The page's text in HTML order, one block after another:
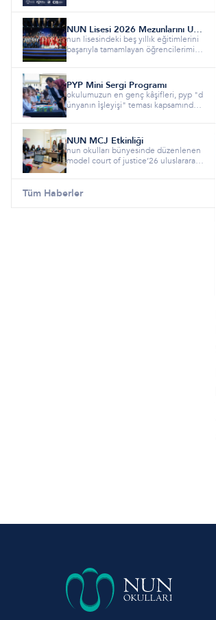
NUN Lisesi 2026 Mezunlarını Uğurladı!
nun lisesindeki beş yıllık eğitimlerini
başarıyla tamamlayan öğrencilerimizi,
PYP Mini Sergi Programı
okulumuzun en genç kâşifleri, pyp "d
ünyanın i̇şleyişi" teması kapsamında y
NUN MCJ Etkinliği
nun okulları bünyesinde düzenlenen
model court of justice’26 uluslararası
Tüm Haberler